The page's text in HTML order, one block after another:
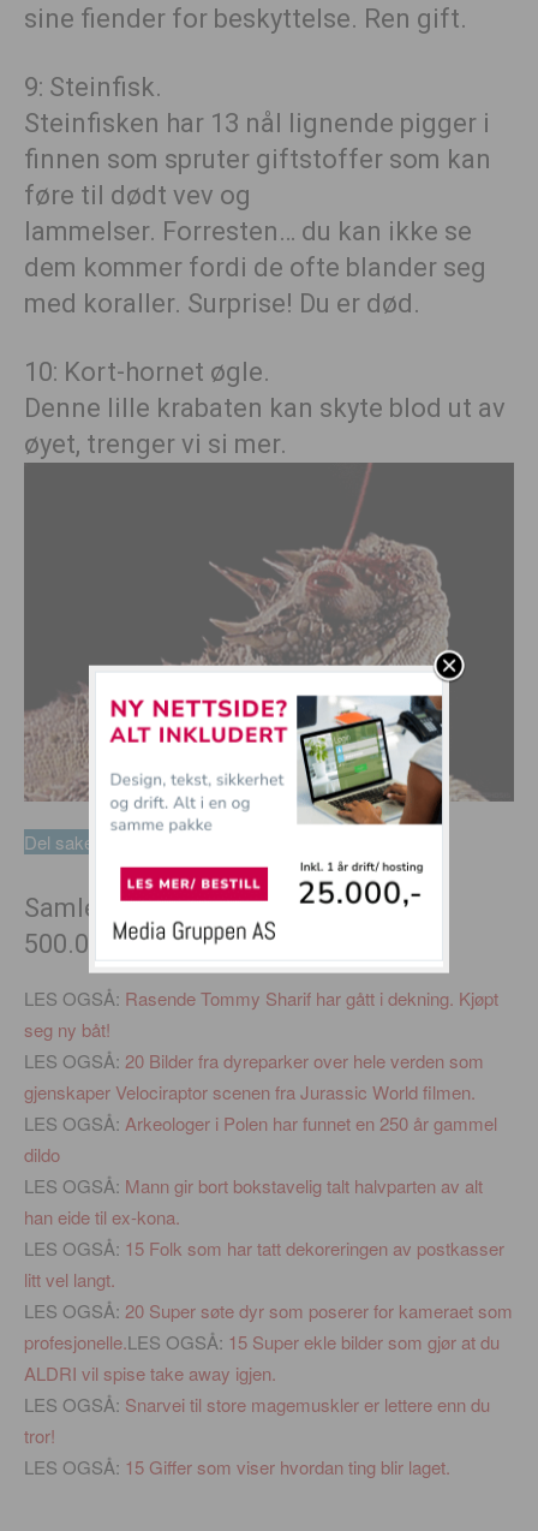
sine fiender for beskyttelse. Ren gift.
9: Steinfisk.
Steinfisken har 13 nål lignende pigger i
finnen som spruter giftstoffer som kan
føre til dødt vev og
lammelser. Forresten… du kan ikke se
dem kommer fordi de ofte blander seg
med koraller. Surprise! Du er død.
10: Kort-hornet øgle.
Denne lille krabaten kan skyte blod ut av
øyet, trenger vi si mer.
Del saken på facebook
Samle smålån – refinansier inntil
500.000
LES OGSÅ: Rasende Tommy Sharif har gått i dekning. Kjøpt
seg ny båt!
LES OGSÅ: 20 Bilder fra dyreparker over hele verden som
gjenskaper Velociraptor scenen fra Jurassic World filmen.
LES OGSÅ: Arkeologer i Polen har funnet en 250 år gammel
dildo
LES OGSÅ: Mann gir bort bokstavelig talt halvparten av alt
han eide til ex-kona.
LES OGSÅ: 15 Folk som har tatt dekoreringen av postkasser
litt vel langt.
LES OGSÅ: 20 Super søte dyr som poserer for kameraet som
profesjonelle.LES OGSÅ: 15 Super ekle bilder som gjør at du
ALDRI vil spise take away igjen.
LES OGSÅ: Snarvei til store magemuskler er lettere enn du
tror!
LES OGSÅ: 15 Giffer som viser hvordan ting blir laget.